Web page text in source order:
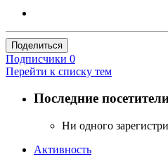
Поделиться
Подписчики 0
Перейти к списку тем
Последние
Ни одного
Активность